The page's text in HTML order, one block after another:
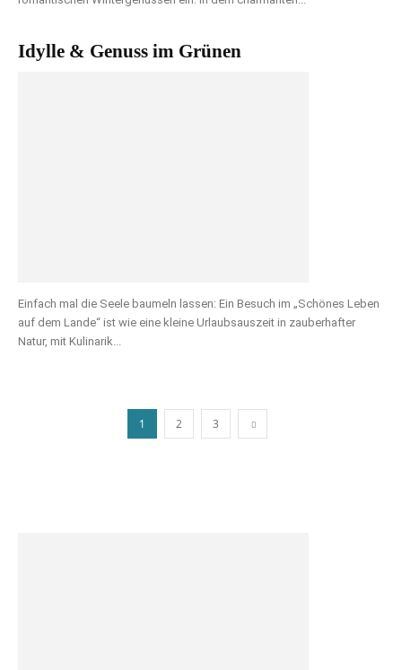
Idylle & Genuss im Grünen
Einfach mal die Seele baumeln lassen: Ein Besuch im „Schönes Leben
auf dem Lande“ ist wie eine kleine Urlaubsauszeit in zauberhafter
Natur, mit Kulinarik...
1 2 3